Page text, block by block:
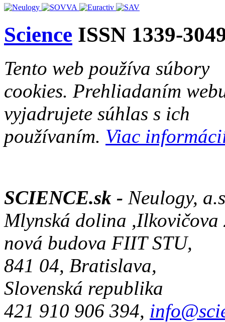
Science ISSN 1339-
Tento web používa súbory
cookies. Prehliadaním
vyjadrujete súhlas s ich
používaním. Viac
SCIENCE.sk - Neulogy,
Mlynská dolina ,Ilkovičova
nová budova FIIT STU,
841 04, Bratislava,
Slovenská republika
421 910 906 394,